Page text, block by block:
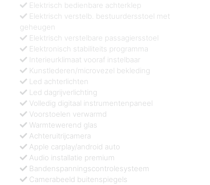
Elektrisch bedienbare achterklep
Elektrisch verstelb. bestuurdersstoel met
geheugen
Elektrisch verstelbare passagiersstoel
Elektronisch stabiliteits programma
Interieurklimaat vooraf instelbaar
Kunstlederen/microvezel bekleding
Led achterlichten
Led dagrijverlichting
Volledig digitaal instrumentenpaneel
Voorstoelen verwarmd
Warmtewerend glas
Achteruitrijcamera
Apple carplay/android auto
Audio installatie premium
Bandenspanningscontrolesysteem
Camerabeeld buitenspiegels